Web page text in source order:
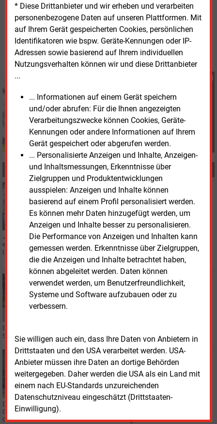
* Diese Drittanbieter und wir erheben und verarbeiten
personenbezogene Daten auf unseren Plattformen. Mit
auf Ihrem Gerät gespeicherten Cookies, persönlichen
Identifikatoren wie bspw. Geräte-Kennungen oder IP-
Adressen sowie basierend auf Ihrem individuellen
Nutzungsverhalten können wir und diese Drittanbieter
...
... Informationen auf einem Gerät speichern
und/oder abrufen: Für die Ihnen angezeigten
Verarbeitungszwecke können Cookies, Geräte-
Kennungen oder andere Informationen auf Ihrem
Gerät gespeichert oder abgerufen werden.
... Personalisierte Anzeigen und Inhalte, Anzeigen-
und Inhaltsmessungen, Erkenntnisse über
Zielgruppen und Produktentwicklungen
ausspielen: Anzeigen und Inhalte können
basierend auf einem Profil personalisiert werden.
Es können mehr Daten hinzugefügt werden, um
Anzeigen und Inhalte besser zu personalisieren.
Die Performance von Anzeigen und Inhalten kann
gemessen werden. Erkenntnisse über Zielgruppen,
die die Anzeigen und Inhalte betrachtet haben,
können abgeleitet werden. Daten können
verwendet werden, um Benutzerfreundlichkeit,
Systeme und Software aufzubauen oder zu
verbessern.
Sie willigen auch ein, dass Ihre Daten von Anbietern in
Drittstaaten und den USA verarbeitet werden. USA-
Anbieter müssen ihre Daten an dortige Behörden
weitergegeben. Daher werden die USA als ein Land mit
einem nach EU-Standards unzureichenden
Datenschutzniveau eingeschätzt (Drittstaaten-
Einwilligung).
Dienstag, 31.03.2026, 14:11 Uhr
© 2026 Energie & Management GmbH
h.roider@energie-und-
management.de
MEHR ZUM THEMA
Montag, 24.11.2025, 11:50
E&M PERSONALIE
Neue Vorständin bei Enni in Moers
Julia Kaufmann tritt als Vorständin bei der Enni Stadt & Service Niederrhein
ein und wird zugleich Geschäftsführerin der Energietochter Enni Energie &
Umwelt Niederrhein.
Donnerstag, 4.09.2025, 12:21
PERSONALIE
Der Geschäftsführer der Stadtwerke Holzminden und der Weserstadtwerke-
Service hat beide Unternehmen verlassen.
BETEILIGUNG
Die Enni arrondiert ihr Gasnetz
Die Gelsenwasser AG reicht das Eigentum am Erdgasnetz der NRW-
Gemeinde Rheurdt weiter an die Enni. Im Gegenzug erhöhen die
Gelsenkirchener den Anteil am Moerser Versorger.